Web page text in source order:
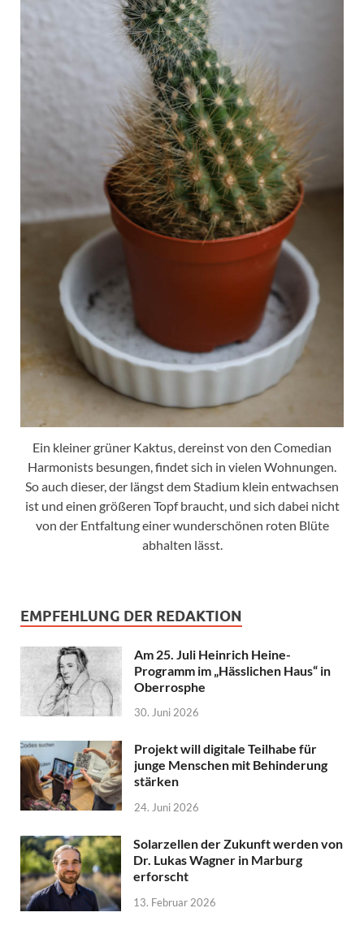
Ein kleiner grüner Kaktus, dereinst von den Comedian
Harmonists besungen, findet sich in vielen Wohnungen.
So auch dieser, der längst dem Stadium klein entwachsen
ist und einen größeren Topf braucht, und sich dabei nicht
von der Entfaltung einer wunderschönen roten Blüte
abhalten lässt.
EMPFEHLUNG DER REDAKTION
Am 25. Juli Heinrich Heine-
Programm im „Hässlichen Haus“ in
Oberrosphe
30. Juni 2026
Projekt will digitale Teilhabe für
junge Menschen mit Behinderung
stärken
24. Juni 2026
Solarzellen der Zukunft werden von
Dr. Lukas Wagner in Marburg
erforscht
13. Februar 2026